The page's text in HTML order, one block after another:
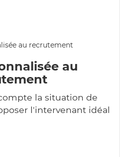
au
la situation de
l'intervenant idéal